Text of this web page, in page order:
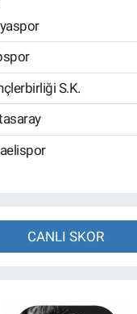
S.K.
CANLI SKOR